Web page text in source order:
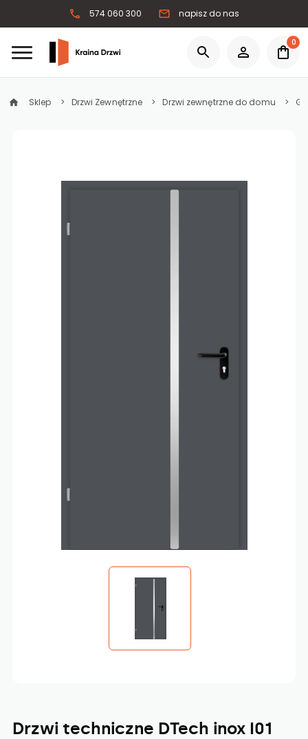
574 060 300 napisz do nas
0
Sklep Drzwi Zewnętrzne Drzwi zewnętrzne do domu
Drzwi techniczne DTech inox I01